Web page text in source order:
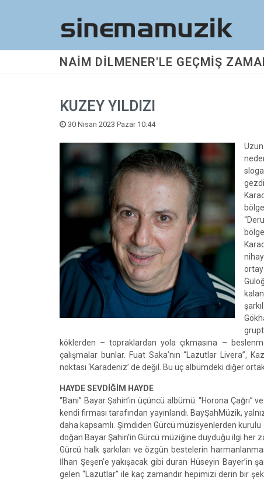
NAİM DİLMENER'LE GEÇMİŞ
KUZEY YILDIZI
30 Nisan 2023 Pazar 10:44
köklerden – topraklardan yola çıkmasına –
çalışmalar bunlar. Fuat Saka’nın “Lazutlar Livera”,
noktası ‘Karadeniz’ de değil. Bu üç albümdeki diğer
HAYDE SEVDİĞİM HAYDE
“Bani” Bayar Şahin’in üçüncü albümü. “Horona
kendi firması tarafından yayınlandı. BayŞahMüzik,
daha kapsamlı. Şimdiden Gürcü müzisyenlerden kurulu
doğan Bayar Şahin’in Gürcü müziğine duyduğu ilgi her
Gürcü halk şarkıları ve özgün bestelerin
İlhan Şeşen’e yakışacak gibi duran Hüseyin Bayer’in
gelen “Lazutlar” ile kaç zamandır hepimizi derin bir